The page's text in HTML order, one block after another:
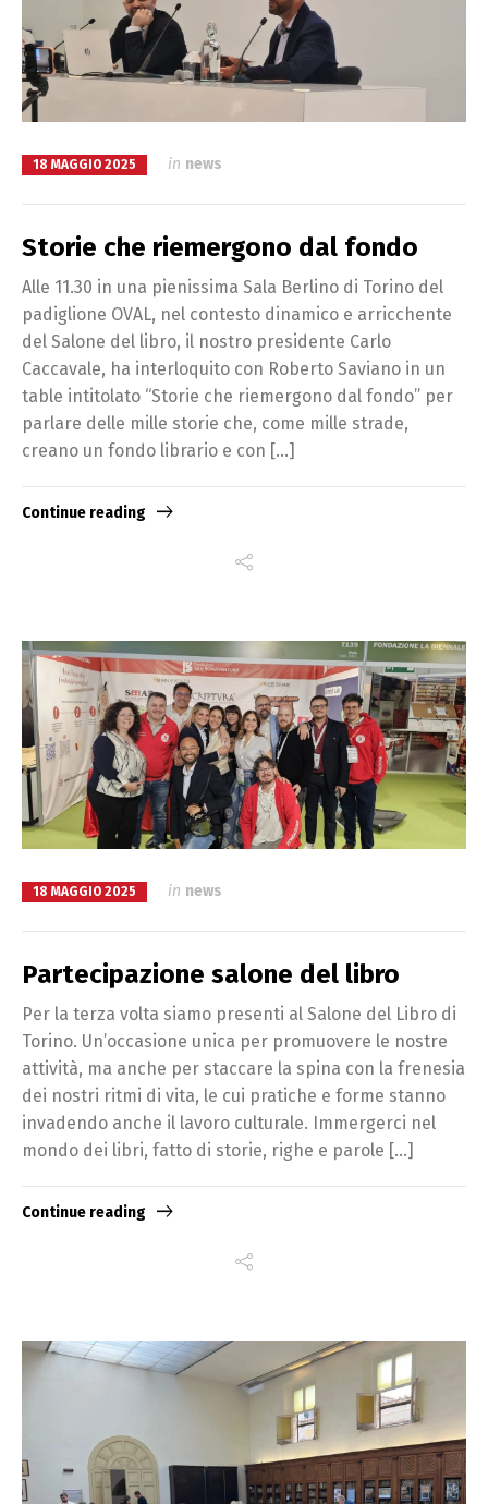
18 MAGGIO 2025 in news
Storie che riemergono dal fondo
Alle 11.30 in una pienissima Sala Berlino di Torino del
padiglione OVAL, nel contesto dinamico e arricchente
del Salone del libro, il nostro presidente Carlo
Caccavale, ha interloquito con Roberto Saviano in un
table intitolato “Storie che riemergono dal fondo” per
parlare delle mille storie che, come mille strade,
creano un fondo librario e con […]
Continue reading
18 MAGGIO 2025 in news
Partecipazione salone del libro
Per la terza volta siamo presenti al Salone del Libro di
Torino. Un’occasione unica per promuovere le nostre
attività, ma anche per staccare la spina con la frenesia
dei nostri ritmi di vita, le cui pratiche e forme stanno
invadendo anche il lavoro culturale. Immergerci nel
mondo dei libri, fatto di storie, righe e parole […]
Continue reading